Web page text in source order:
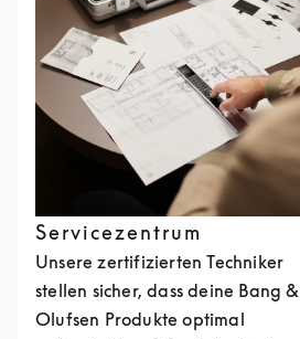
Servicezentrum
Unsere zertifizierten Techniker
stellen sicher, dass deine Bang &
Olufsen Produkte optimal